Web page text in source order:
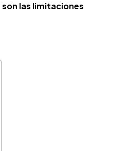
son las limitaciones